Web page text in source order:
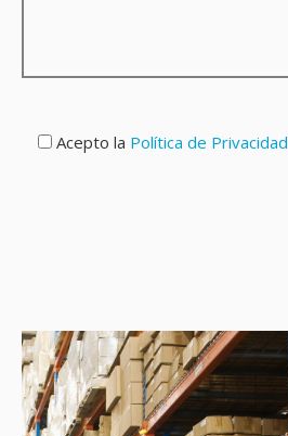
Acepto la Política de Privacidad